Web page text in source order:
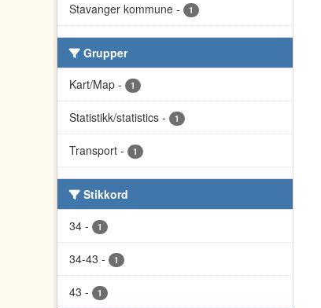
Stavanger kommune - 1
Grupper
Kart/Map - 1
Statistikk/statistics - 1
Transport - 1
Stikkord
34 - 1
34-43 - 1
43 - 1